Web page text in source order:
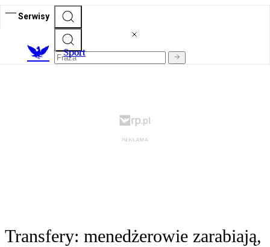
Serwisy
Sport
Transfery: menedżerowie zarabiają,